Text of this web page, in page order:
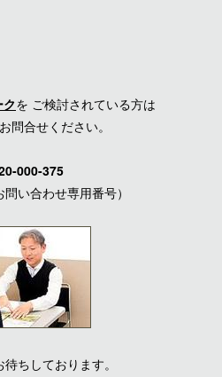
を ご検討されている方は
問合せください。
000-375
問い合わせ専用番号）
ちしております。